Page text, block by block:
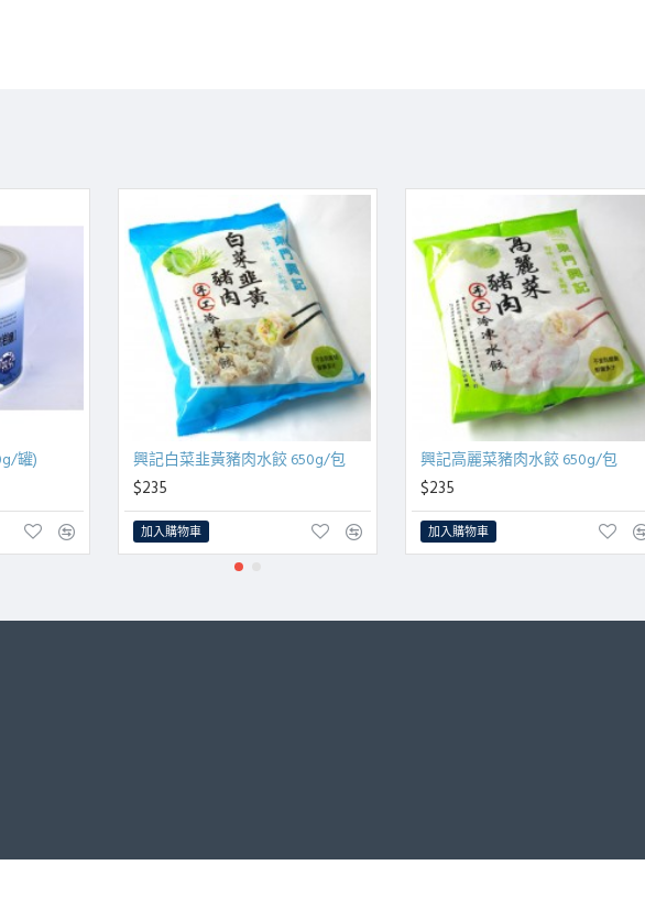
罐) 興記白菜韭黃豬肉水餃 650g/包
$235
加入購物車
興記高麗菜豬肉水餃 650g/包
$235
加入購物車